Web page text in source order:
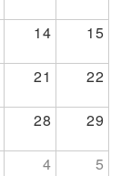
14 15
21 22
28 29
4 5